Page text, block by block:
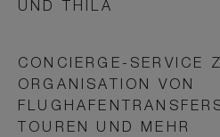
UND THILA
CONCIERGE-SERVICE
ORGANISATION VON
TOUREN UND MEHR